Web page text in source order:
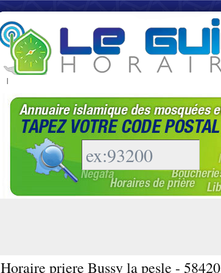
|
Horaire priere Bussy la pesle - 58420